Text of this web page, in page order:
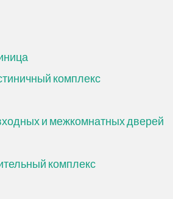
комплекс
и межкомнатных дверей
комплекс